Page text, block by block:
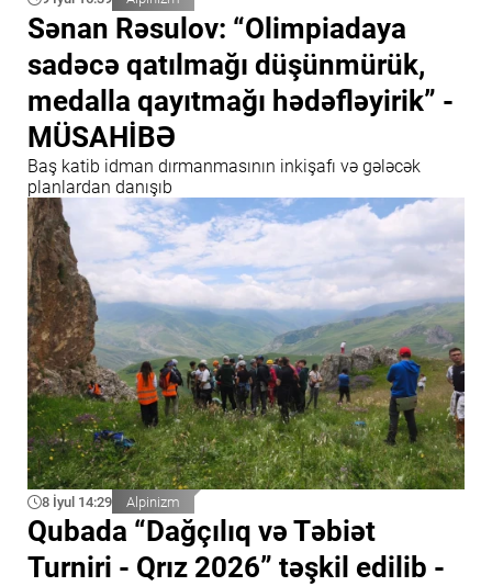
Sənan Rəsulov: “Olimpiadaya
sadəcə qatılmağı düşünmürük,
medalla qayıtmağı hədəfləyirik” -
MÜSAHİBƏ
Baş katib idman dırmanmasının inkişafı və gələcək
planlardan danışıb
8 İyul 14:29 Alpinizm
Qubada “Dağçılıq və Təbiət
Turniri - Qrız 2026” təşkil edilib -